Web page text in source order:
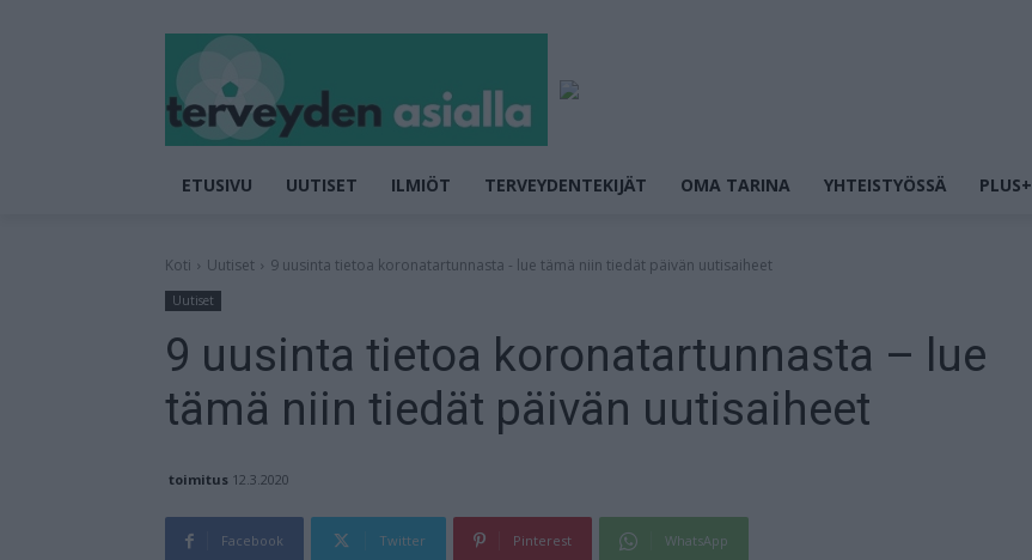
ETUSIVU UUTISET ILMIÖT TERVEYDENTEKIJÄT OMA TARINA YHTEISTYÖSSÄ PLUS+
Koti Uutiset 9 uusinta tietoa koronatartunnasta - lue tämä niin tiedät päivän uutisaiheet
Uutiset
9 uusinta tietoa koronatartunnasta – lue
tämä niin tiedät päivän uutisaiheet
toimitus 12.3.2020
Facebook Twitter Pinterest WhatsApp